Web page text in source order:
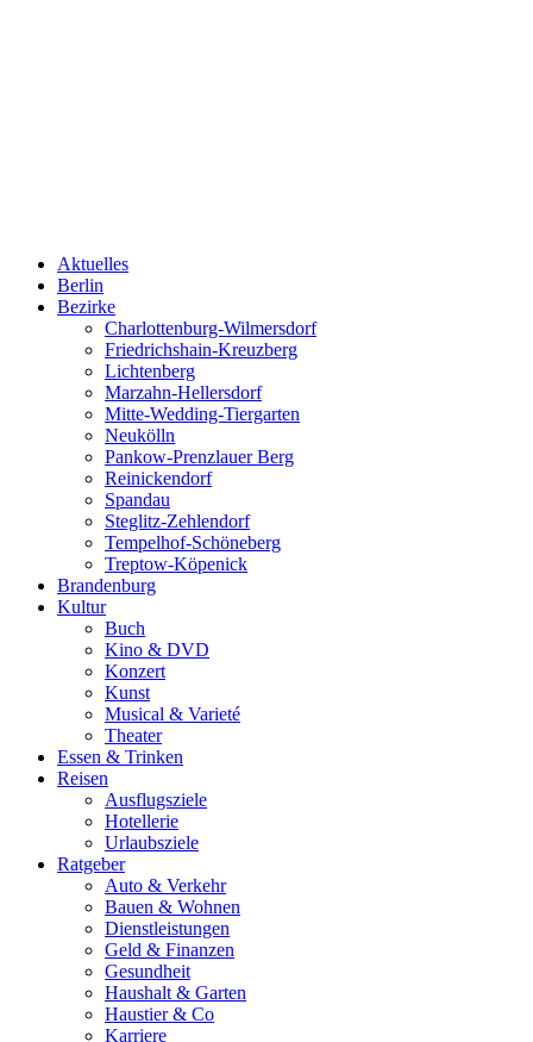
Aktuelles
Berlin
Bezirke
Charlottenburg-Wilmersdorf
Friedrichshain-Kreuzberg
Lichtenberg
Marzahn-Hellersdorf
Mitte-Wedding-Tiergarten
Neukölln
Pankow-Prenzlauer Berg
Reinickendorf
Spandau
Steglitz-Zehlendorf
Tempelhof-Schöneberg
Treptow-Köpenick
Brandenburg
Kultur
Buch
Kino & DVD
Konzert
Kunst
Musical & Varieté
Theater
Essen & Trinken
Reisen
Ausflugsziele
Hotellerie
Urlaubsziele
Ratgeber
Auto & Verkehr
Bauen & Wohnen
Dienstleistungen
Geld & Finanzen
Gesundheit
Haushalt & Garten
Haustier & Co
Karriere